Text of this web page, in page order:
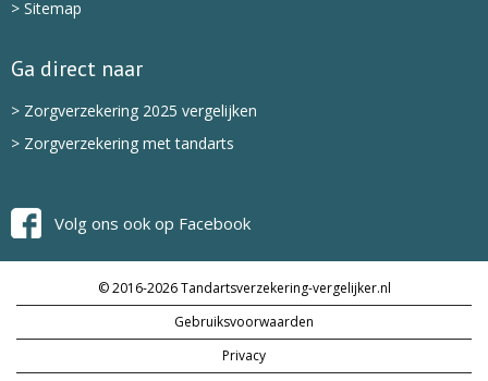
> Sitemap
Ga direct naar
> Zorgverzekering 2025 vergelijken
> Zorgverzekering met tandarts
Volg ons ook op Facebook
© 2016-2026 Tandartsverzekering-vergelijker.nl
Gebruiksvoorwaarden
Privacy